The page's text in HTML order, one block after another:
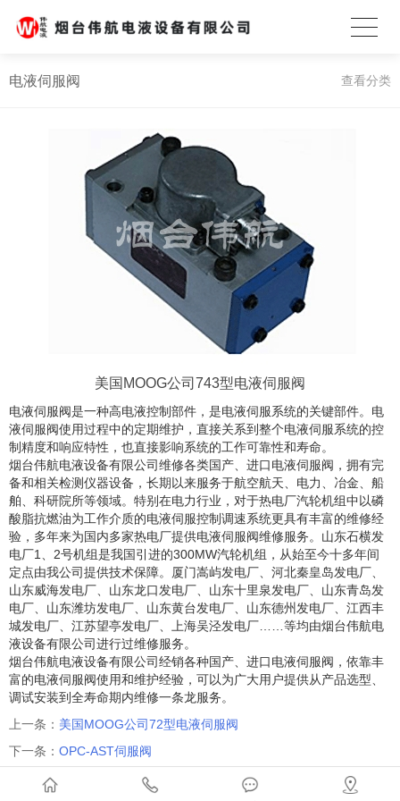
电液伺服阀 查看分类
美国MOOG公司743型电液伺服阀
电液伺服阀是一种高电液控制部件，是电液伺服系统的关键部件。电
液伺服阀使用过程中的定期维护，直接关系到整个电液伺服系统的控
制精度和响应特性，也直接影响系统的工作可靠性和寿命。
烟台伟航电液设备有限公司维修各类国产、进口电液伺服阀，拥有完
备和相关检测仪器设备，长期以来服务于航空航天、电力、冶金、船
舶、科研院所等领域。特别在电力行业，对于热电厂汽轮机组中以磷
酸脂抗燃油为工作介质的电液伺服控制调速系统更具有丰富的维修经
验，多年来为国内多家热电厂提供电液伺服阀维修服务。山东石横发
电厂1、2号机组是我国引进的300MW汽轮机组，从始至今十多年间
定点由我公司提供技术保障。厦门嵩屿发电厂、河北秦皇岛发电厂、
山东威海发电厂、山东龙口发电厂、山东十里泉发电厂、山东青岛发
电厂、山东潍坊发电厂、山东黄台发电厂、山东德州发电厂、江西丰
城发电厂、江苏望亭发电厂、上海吴泾发电厂……等均由烟台伟航电
液设备有限公司进行过维修服务。
烟台伟航电液设备有限公司经销各种国产、进口电液伺服阀，依靠丰
富的电液伺服阀使用和维护经验，可以为广大用户提供从产品选型、
调试安装到全寿命期内维修一条龙服务。
上一条： 美国MOOG公司72型电液伺服阀
下一条： OPC-AST伺服阀